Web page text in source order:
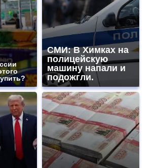
СМИ: В Химках на
полицейскую
машину напали и
подожгли.